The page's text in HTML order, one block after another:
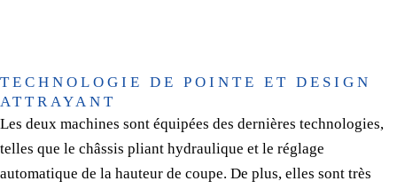
TECHNOLOGIE DE POINTE ET DESIGN
ATTRAYANT
Les deux machines sont équipées des dernières technologies,
telles que le châssis pliant hydraulique et le réglage
automatique de la hauteur de coupe. De plus, elles sont très